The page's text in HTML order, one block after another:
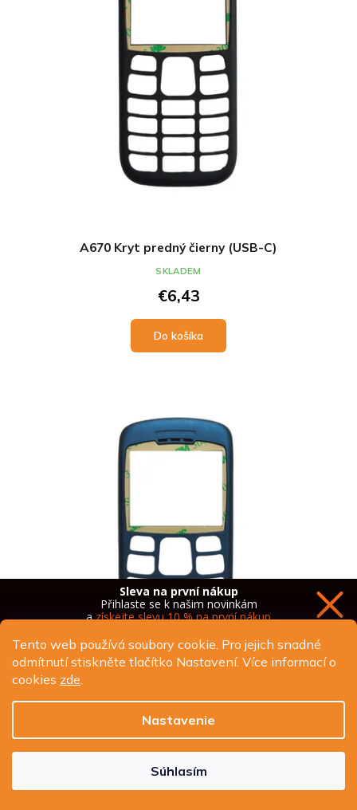
Tento web používá soubory cookie. Pro jejich snadné
odmítnutí stiskněte tlačítko Nastavení. Více informací o
cookies zde.
Nastavenie
Súhlasím
A670 Kryt predný čierny (USB-C)
€6,43
Do košíka
SKLADEM
€6,14
SKLADEM
Sleva na první nákup
Přihlaste se k našim novinkám
azískejte slevu 10 % na první nákup
Ochrana osobních údajů